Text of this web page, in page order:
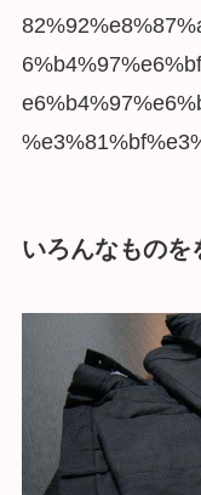
いろんなものを